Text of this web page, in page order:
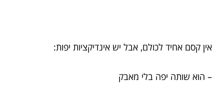
אין קסם אחיד לכולם, אבל יש אינדיקציות יפות:
– הוא שותה יפה בלי מאבק